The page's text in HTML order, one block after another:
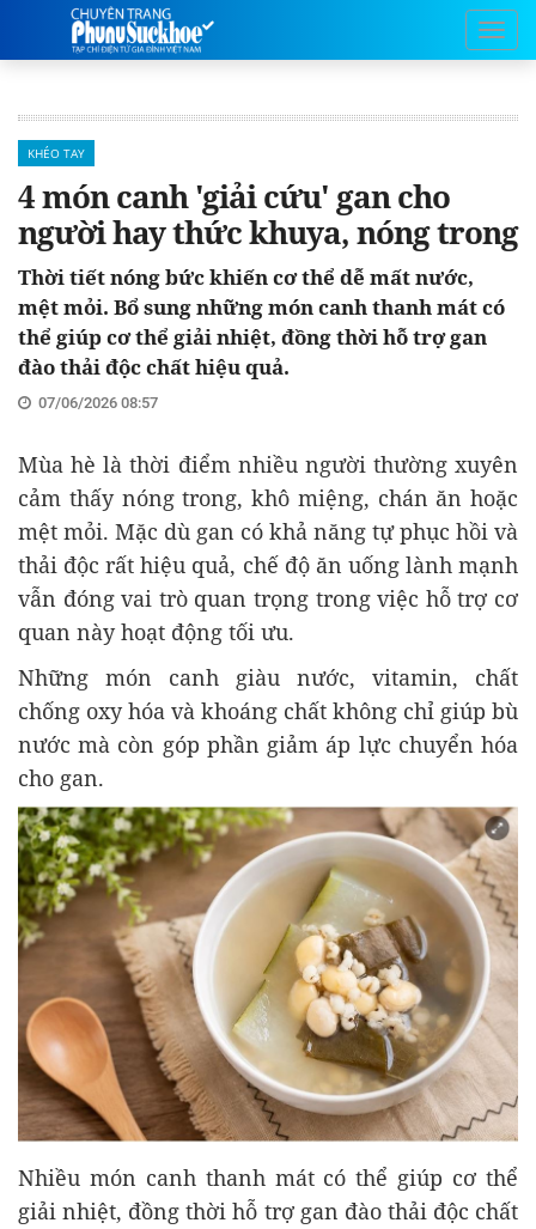
KHÉO TAY
4 món canh 'giải cứu' gan cho
người hay thức khuya, nóng trong
Thời tiết nóng bức khiến cơ thể dễ mất nước,
mệt mỏi. Bổ sung những món canh thanh mát có
thể giúp cơ thể giải nhiệt, đồng thời hỗ trợ gan
đào thải độc chất hiệu quả.
07/06/2026 08:57
Mùa hè là thời điểm nhiều người thường xuyên
cảm thấy nóng trong, khô miệng, chán ăn hoặc
mệt mỏi. Mặc dù gan có khả năng tự phục hồi và
thải độc rất hiệu quả, chế độ ăn uống lành mạnh
vẫn đóng vai trò quan trọng trong việc hỗ trợ cơ
quan này hoạt động tối ưu.
Những món canh giàu nước, vitamin, chất
chống oxy hóa và khoáng chất không chỉ giúp bù
nước mà còn góp phần giảm áp lực chuyển hóa
cho gan.
Nhiều món canh thanh mát có thể giúp cơ thể
giải nhiệt, đồng thời hỗ trợ gan đào thải độc chất